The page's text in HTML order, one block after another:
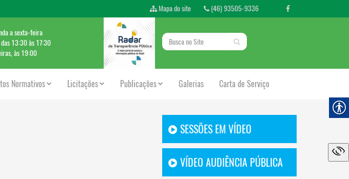
Mapa do site (46) 93505-9336
a sexta-feira
13:30 às 17:30
às 19:00
Normativos Licitações Publicações Galerias Carta de Serviço
SESSÕES EM VÍDEO
VÍDEO AUDIÊNCIA PÚBLICA